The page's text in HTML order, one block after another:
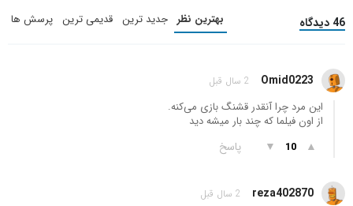
46 دیدگاه بهترین نظر جدید ترین قدیمی ترین پرسش ها
Omid0223 2 سال قبل
این مرد چرا آنقدر قشنگ بازی می‌کنه.
از اون فیلما که چند بار میشه دید
▲
10
▼ پاسخ
reza402870 2 سال قبل